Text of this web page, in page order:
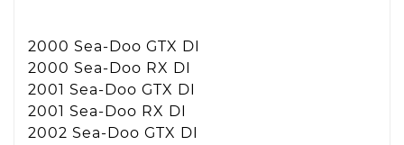
2000 Sea-Doo GTX DI
2000 Sea-Doo RX DI
2001 Sea-Doo GTX DI
2001 Sea-Doo RX DI
2002 Sea-Doo GTX DI